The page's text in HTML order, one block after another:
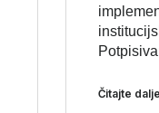
Čitajte dalje